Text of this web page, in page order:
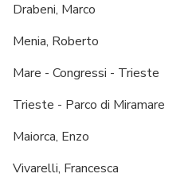
Drabeni, Marco
Menia, Roberto
Mare - Congressi - Trieste
Trieste - Parco di Miramare
Maiorca, Enzo
Vivarelli, Francesca